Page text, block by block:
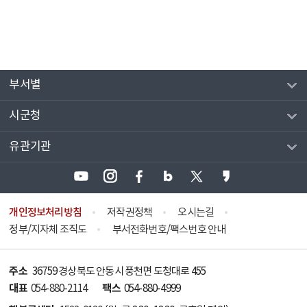
부서별
시군청
유관기관
개인정보처리방침 저작권정책
오시는길
정부/지자체 조직도
부서전화번호/팩스번호 안내
주소 36759 경상북도 안동시 풍천면 도청대로 455
대표 054-880-2114 팩스 054-880-4999